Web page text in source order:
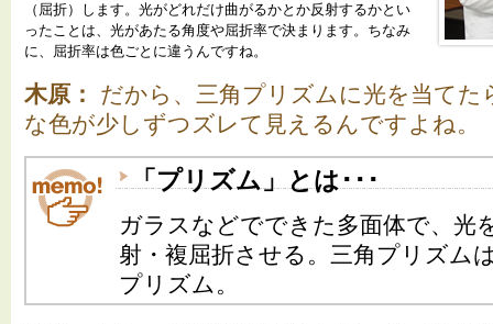
（屈折）します。光がどれだけ曲がるかとか反射するかとい
ったことは、光があたる角度や屈折率で決まります。ちなみ
に、屈折率は色ごとに違うんですね。
木原：
だから、三角プリズムに光を当てた
な色が少しずつズレて見えるんですよね。
「プリズム」とは･･･
ガラスなどでできた多面体で、光
射・複屈折させる。三角プリズム
プリズム。